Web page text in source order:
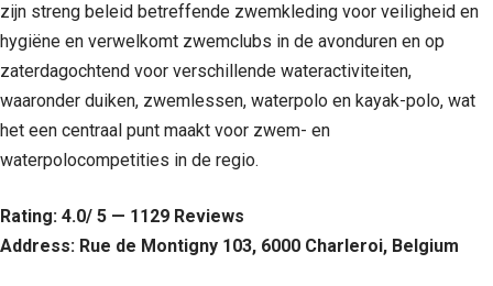
zijn streng beleid betreffende zwemkleding voor veiligheid en
hygiëne en verwelkomt zwemclubs in de avonduren en op
zaterdagochtend voor verschillende wateractiviteiten,
waaronder duiken, zwemlessen, waterpolo en kayak-polo, wat
het een centraal punt maakt voor zwem- en
waterpolocompetities in de regio.
Rating: 4.0/ 5 — 1129 Reviews
Address: Rue de Montigny 103, 6000 Charleroi, Belgium